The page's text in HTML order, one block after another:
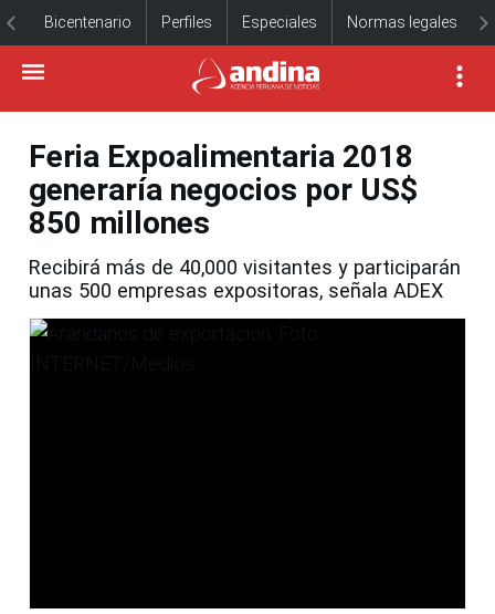
Bicentenario Perfiles Especiales Normas legales
Feria Expoalimentaria 2018
generaría negocios por US$
850 millones
Recibirá más de 40,000 visitantes y participarán
unas 500 empresas expositoras, señala ADEX